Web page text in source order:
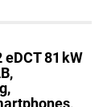
81 kW